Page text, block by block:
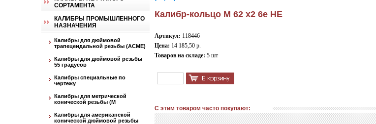
СОРТАМЕНТА
КАЛИБРЫ ПРОМЫШЛЕННОГО
НАЗНАЧЕНИЯ
Калибры для дюймовой
трапецеидальной резьбы (АСМЕ)
Калибры для дюймовой резьбы
55 градусов
Калибры специальные по
чертежу
Калибры для метрической
конической резьбы (М
Калибры для американской
конической дюймовой резьбы
Калибр-кольцо М 62 х2 6e НЕ
Артикул: 118446
Цена: 14 185,50 р.
Товаров на складе: 5 шт
С этим товаром часто покупают: